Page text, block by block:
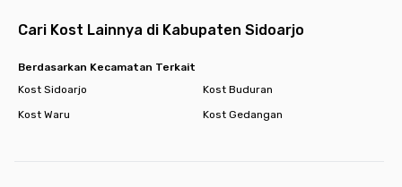
Cari Kost Lainnya di Kabupaten Sidoarjo
Berdasarkan Kecamatan Terkait
Kost Sidoarjo
Kost Buduran
Kost Waru
Kost Gedangan